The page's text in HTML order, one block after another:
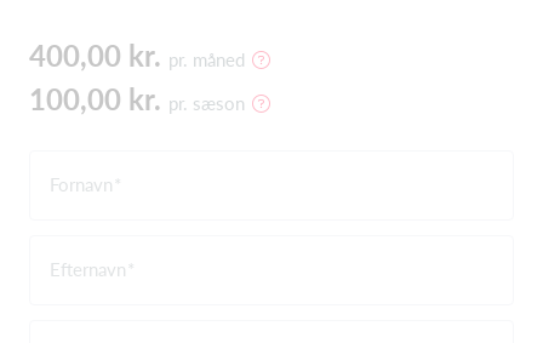
400,00 kr. pr. måned
100,00 kr. pr. sæson
Fornavn
Efternavn